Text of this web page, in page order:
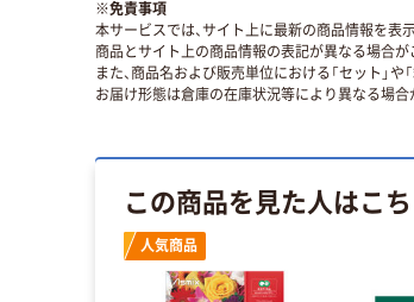
※免責事項
本サービスでは、サイト上に最新の商品情報を表
商品とサイト上の商品情報の表記が異なる場合
また、商品名および販売単位における「セット」
お届け形態は倉庫の在庫状況等により異なる場合
この商品を見た人はこ
人気商品